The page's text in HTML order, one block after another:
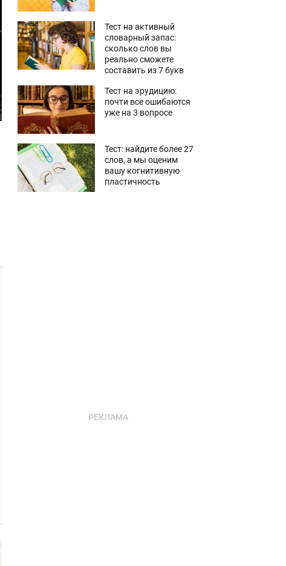
Тест на активный
словарный запас:
сколько слов вы
реально сможете
составить из 7 букв
Тест на эрудицию:
почти все ошибаются
уже на 3 вопросе
Тест: найдите более 27
слов, а мы оценим
вашу когнитивную
пластичность